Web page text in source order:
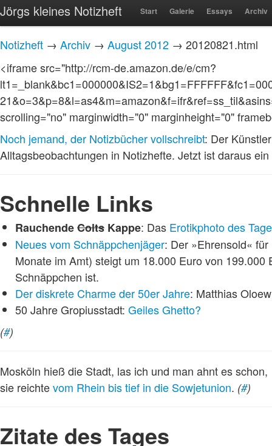
Jörgs kleines Notizheft Start Galerie Essays Archiv
Notizheft → Archiv → August 2012 → 20120821.html
<iframe src="http://rcm-de.amazon.de/e/cm?
scrolling="no" marginwidth="0" marginheight="0"
Noch jemand, der Notizbücher vollschreibt: Der
Alltagsbeobachtungen in Notizhefte. Jetzt ist daraus
Schnelle Links
RauchendeColts Kappe: Das Erotikphoto des
Neues vom Schnäppchenjäger: Der »Ehrensold«
Monate im Amt) steigt um 18.000 Euro von
Schnäppchen ist.
Der diskrete Charme der 50er Jahre: Matthias
50 Jahre Gropiusstadt: Geiles Ghetto?
(#)
Mosköln hieß die Stadt, las ich und man ahnt es schon,
sie reichtevom Rhein bis tief in die Sowjetunion. (#)
Zitate des Tages